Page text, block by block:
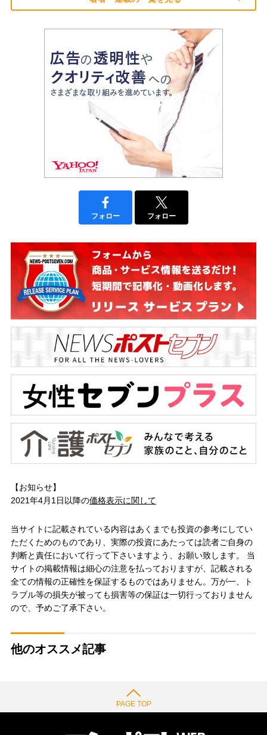
フォロー フォロー
【お知らせ】
2021年4月1日以降の価格表示に関して
当サイトに記載されている内容はあくまでも投資の参考にしてい
ただくためのものであり、実際の投資にあたっては読者ご自身の
判断と責任において行って下さいますよう、お願い致します。 当
サイトの掲載情報は細心の注意を払っておりますが、記載される
全ての情報の正確性を保証するものではありません。万が一、ト
ラブル等の損失が被っても損害等の保証は一切行っておりません
ので、予めご了承下さい。
他のオススメ記事
PAGE TOP